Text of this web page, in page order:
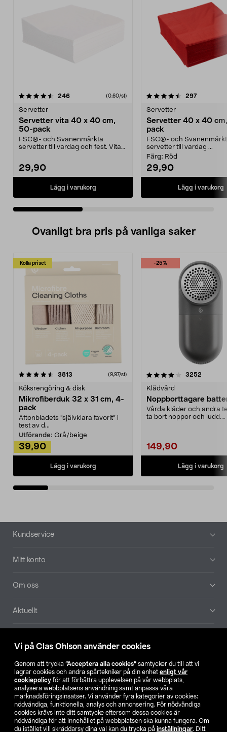
Vi på Clas Ohlson använder cookies
Genom att trycka ”Acceptera alla cookies” samtycker du till att vi
lagrar cookies och andra spårtekniker på din enhet enligt vår
cookiepolicy för att förbättra upplevelsen på vår webbplats,
analysera webbplatsens användning samt anpassa våra
marknadsföringsinsatser. Vi använder fyra kategorier av cookies:
nödvändiga, funktionella, analys och annonsering. För nödvändiga
cookies krävs inte ditt samtycke eftersom dessa cookies är
nödvändiga för att innehållet på webbplatsen ska kunna fungera. Om
du istället vill skräddarsy dina val kan du trycka på inställningar. Ditt
246recensioner (0,60/st)
Servetter
Servetter vita 40 x 40 cm,
50-pack
FSC®- och Svanenmärkta
servetter till vardag och fest. Vita
29,90
Lägg i varukorg
4.5 av 5 stjärnor 297
Servetter
Servetter 40 x 40
pack
FSC®- och
servetter till vardag ...
Färg: Röd
29,90
Lägg i varukorg
4.5 av 5 stjärnor
Ovanligt bra pris på vanliga saker
Kolla priset
3813 (9,97/st)
Köksrengöring & disk
Mikrofiberduk 32 x 31 cm, 4-
pack
Aftonbladets "självklara favorit” i
test av d...
Utförande: Grå/beige
39,90
Lägg i varukorg
-25%
4.0av 5 stjärnor 3252
Klädvård
Noppborttagare
Vårda kläder och andra
ta bort noppor och ludd.
149,90
Lägg i varukorg
4.5av 5 stjärnor
Sidfot
Kundservice
Mitt konto
Om oss
Aktuellt
Hitta butik
SE NO FI